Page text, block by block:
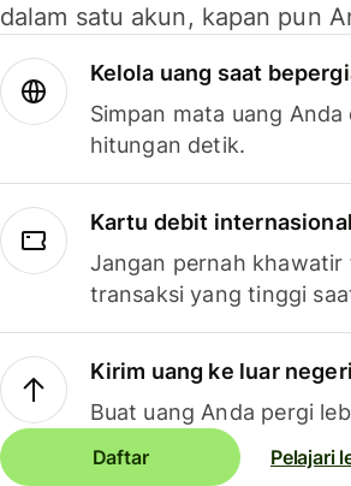
dalam satu akun, kapan pun
Kelola uang saat
Simpan mata uang
hitungan detik.
Kartu debit internasional
Jangan pernah
transaksi yang tinggi
Kirim uang ke luar
Buat uang Anda pergi
Daftar Pelajari